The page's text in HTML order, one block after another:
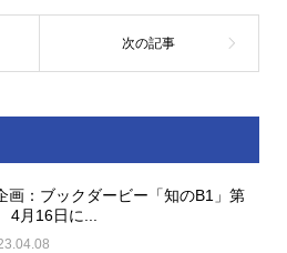
画：ブックダービー「知のB1」第
月16日に...